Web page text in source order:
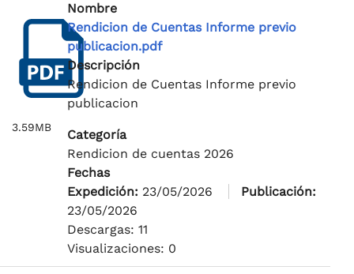
3.59MB
Nombre
Rendicion de Cuentas Informe previo
publicacion.pdf
Descripción
Rendicion de Cuentas Informe previo
publicacion
Categoría
Rendicion de cuentas 2026
Fechas
Expedición: 23/05/2026
Publicación:
23/05/2026
Descargas: 11
Visualizaciones: 0